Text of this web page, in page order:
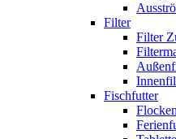
Filter
Filter
Fischfutter